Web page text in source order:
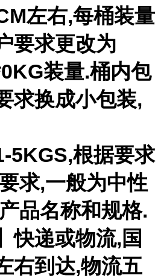
左右,每桶装量
要求更改为
装量.桶内包
求换成小包装,
5KGS,根据要求
求,一般为中性
品名称和规格.
快递或物流,国
右到达,物流五